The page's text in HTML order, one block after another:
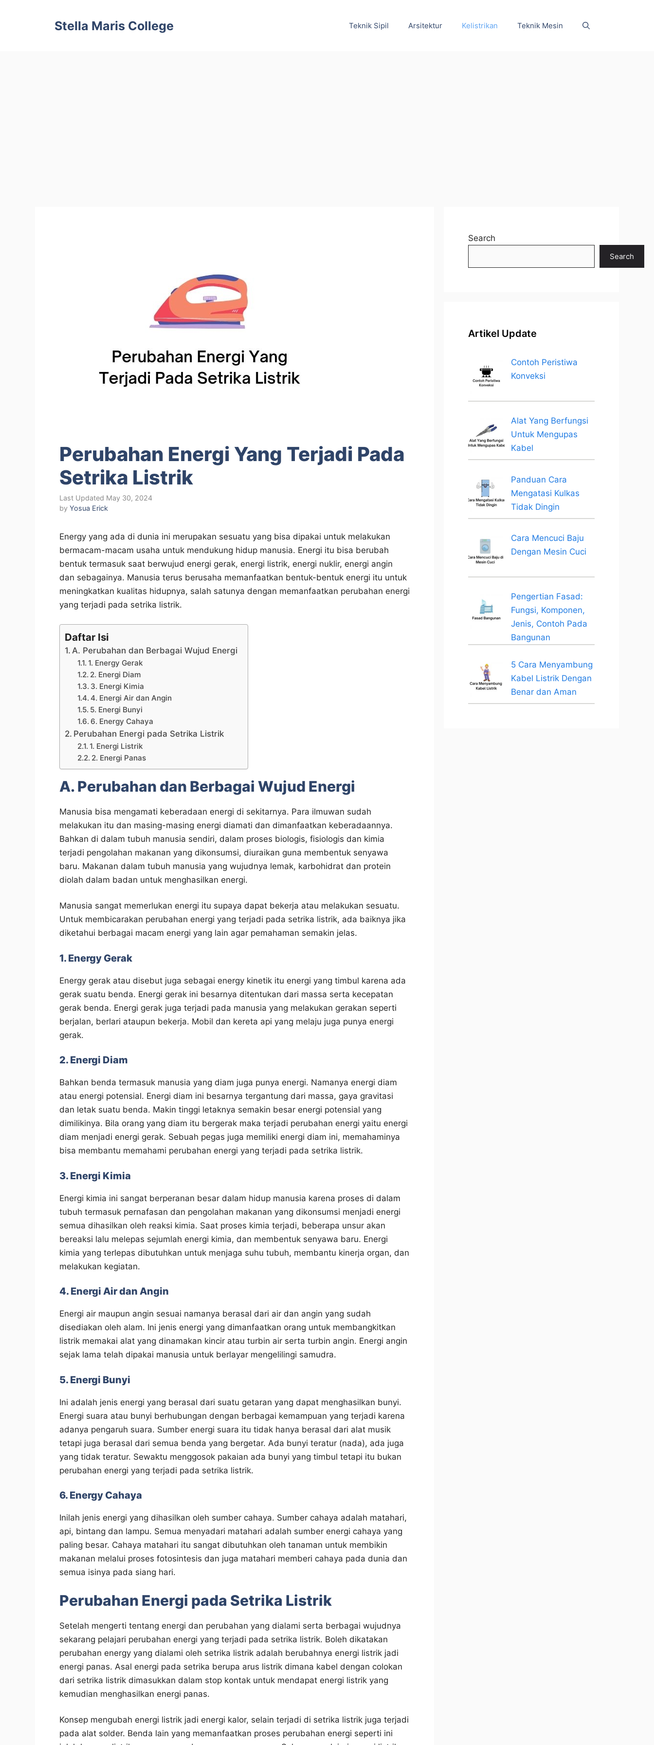
Stella Maris College Teknik Sipil Arsitektur Kelistrikan Teknik Mesin
Perubahan Energi Yang Terjadi Pada
Setrika Listrik
May 30, 2024
by Yosua Erick
Energy yang ada di dunia ini merupakan sesuatu yang bisa dipakai untuk melakukan
bermacam-macam usaha untuk mendukung hidup manusia. Energi itu bisa berubah
bentuk termasuk saat berwujud energi gerak, energi listrik, energi nuklir, energi angin
dan sebagainya. Manusia terus berusaha memanfaatkan bentuk-bentuk energi itu untuk
meningkatkan kualitas hidupnya, salah satunya dengan memanfaatkan perubahan energi
yang terjadi pada setrika listrik.
Daftar Isi
A. Perubahan dan Berbagai Wujud Energi
1. Energy Gerak
2. Energi Diam
3. Energi Kimia
4. Energi Air dan Angin
5. Energi Bunyi
6. Energy Cahaya
Perubahan Energi pada Setrika Listrik
1. Energi Listrik
2. Energi Panas
A. Perubahan dan Berbagai Wujud Energi
Manusia bisa mengamati keberadaan energi di sekitarnya. Para ilmuwan sudah
melakukan itu dan masing-masing energi diamati dan dimanfaatkan keberadaannya.
Bahkan di dalam tubuh manusia sendiri, dalam proses biologis, fisiologis dan kimia
terjadi pengolahan makanan yang dikonsumsi, diuraikan guna membentuk senyawa
baru. Makanan dalam tubuh manusia yang wujudnya lemak, karbohidrat dan protein
diolah dalam badan untuk menghasilkan energi.
Manusia sangat memerlukan energi itu supaya dapat bekerja atau melakukan sesuatu.
Untuk membicarakan perubahan energi yang terjadi pada setrika listrik, ada baiknya jika
diketahui berbagai macam energi yang lain agar pemahaman semakin jelas.
1. Energy Gerak
Energy gerak atau disebut juga sebagai energy kinetik itu energi yang timbul karena ada
gerak suatu benda. Energi gerak ini besarnya ditentukan dari massa serta kecepatan
gerak benda. Energi gerak juga terjadi pada manusia yang melakukan gerakan seperti
berjalan, berlari ataupun bekerja. Mobil dan kereta api yang melaju juga punya energi
gerak.
2. Energi Diam
Bahkan benda termasuk manusia yang diam juga punya energi. Namanya energi diam
atau energi potensial. Energi diam ini besarnya tergantung dari massa, gaya gravitasi
dan letak suatu benda. Makin tinggi letaknya semakin besar energi potensial yang
dimilikinya. Bila orang yang diam itu bergerak maka terjadi perubahan energi yaitu energi
diam menjadi energi gerak. Sebuah pegas juga memiliki energi diam ini, memahaminya
bisa membantu memahami perubahan energi yang terjadi pada setrika listrik.
3. Energi Kimia
Energi kimia ini sangat berperanan besar dalam hidup manusia karena proses di dalam
tubuh termasuk pernafasan dan pengolahan makanan yang dikonsumsi menjadi energi
semua dihasilkan oleh reaksi kimia. Saat proses kimia terjadi, beberapa unsur akan
bereaksi lalu melepas sejumlah energi kimia, dan membentuk senyawa baru. Energi
kimia yang terlepas dibutuhkan untuk menjaga suhu tubuh, membantu kinerja organ, dan
melakukan kegiatan.
4. Energi Air dan Angin
Energi air maupun angin sesuai namanya berasal dari air dan angin yang sudah
disediakan oleh alam. Ini jenis energi yang dimanfaatkan orang untuk membangkitkan
listrik memakai alat yang dinamakan kincir atau turbin air serta turbin angin. Energi angin
sejak lama telah dipakai manusia untuk berlayar mengelilingi samudra.
5. Energi Bunyi
Ini adalah jenis energi yang berasal dari suatu getaran yang dapat menghasilkan bunyi.
Energi suara atau bunyi berhubungan dengan berbagai kemampuan yang terjadi karena
adanya pengaruh suara. Sumber energi suara itu tidak hanya berasal dari alat musik
tetapi juga berasal dari semua benda yang bergetar. Ada bunyi teratur (nada), ada juga
yang tidak teratur. Sewaktu menggosok pakaian ada bunyi yang timbul tetapi itu bukan
perubahan energi yang terjadi pada setrika listrik.
6. Energy Cahaya
Inilah jenis energi yang dihasilkan oleh sumber cahaya. Sumber cahaya adalah matahari,
api, bintang dan lampu. Semua menyadari matahari adalah sumber energi cahaya yang
paling besar. Cahaya matahari itu sangat dibutuhkan oleh tanaman untuk membikin
makanan melalui proses fotosintesis dan juga matahari memberi cahaya pada dunia dan
semua isinya pada siang hari.
Perubahan Energi pada Setrika Listrik
Setelah mengerti tentang energi dan perubahan yang dialami serta berbagai wujudnya
sekarang pelajari perubahan energi yang terjadi pada setrika listrik. Boleh dikatakan
perubahan energy yang dialami oleh setrika listrik adalah berubahnya energi listrik jadi
energi panas. Asal energi pada setrika berupa arus listrik dimana kabel dengan colokan
dari setrika listrik dimasukkan dalam stop kontak untuk mendapat energi listrik yang
kemudian menghasilkan energi panas.
Konsep mengubah energi listrik jadi energi kalor, selain terjadi di setrika listrik juga terjadi
pada alat solder. Benda lain yang memanfaatkan proses perubahan energi seperti ini
Search
Search
Artikel Update
Contoh Peristiwa
Konveksi
Alat Yang Berfungsi
Untuk Mengupas
Kabel
Panduan Cara
Mengatasi Kulkas
Tidak Dingin
Cara Mencuci Baju
Dengan Mesin Cuci
Pengertian Fasad:
Fungsi, Komponen,
Jenis, Contoh Pada
Bangunan
5 Cara Menyambung
Kabel Listrik Dengan
Benar dan Aman